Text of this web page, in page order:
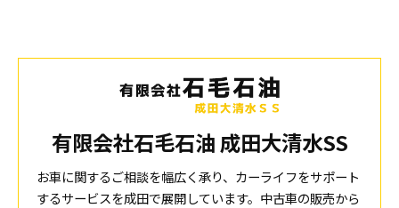
有限会社石毛石油 成田大清水SS
お車に関するご相談を幅広く承り、カーライフをサポート
するサービスを成田で展開しています。中古車の販売から